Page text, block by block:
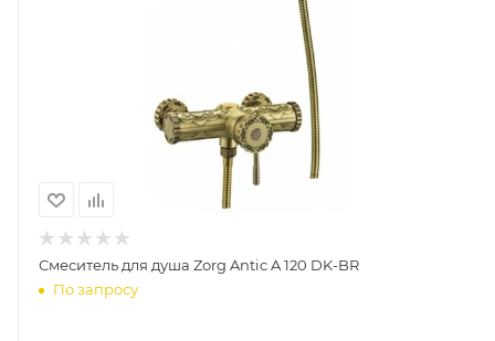
Смеситель для душа Zorg Antic A 120 DK-BR
По запросу